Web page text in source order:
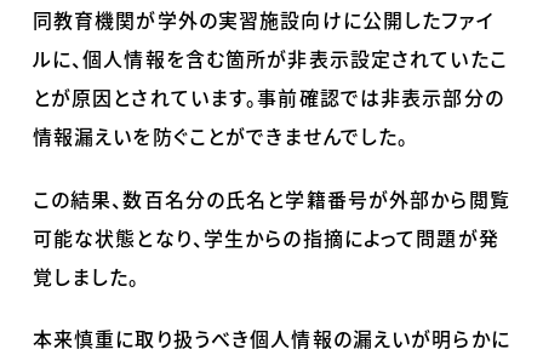
同教育機関が学外の実習施設向けに公開したファイ
ルに、個人情報を含む箇所が非表示設定されていたこ
とが原因とされています。事前確認では非表示部分の
情報漏えいを防ぐことができませんでした。
この結果、数百名分の氏名と学籍番号が外部から閲覧
可能な状態となり、学生からの指摘によって問題が発
覚しました。
本来慎重に取り扱うべき個人情報の漏えいが明らかに